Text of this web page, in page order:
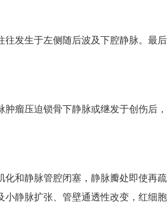
发生于左侧随后波及下腔静脉。最
瘤压迫锁骨下静脉或继发于创伤后
和静脉管腔闭塞，静脉瓣处即使再
静脉扩张、管壁通透性改变，红细